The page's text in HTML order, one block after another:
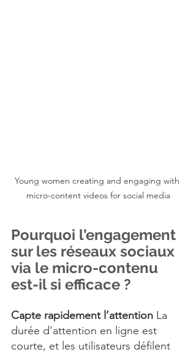
Young women creating and engaging with
micro-content videos for social media
Pourquoi l’engagement
sur les réseaux sociaux
via le micro-contenu
est-il si efficace ?
Capte rapidement l’attention La
durée d’attention en ligne est
courte, et les utilisateurs défilent